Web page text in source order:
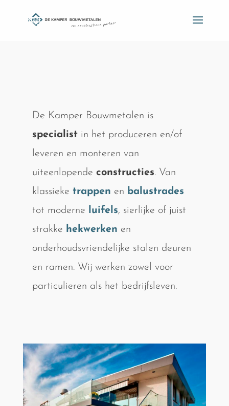
De Kamper Bouwmetalen is
specialistin het produceren en/of
leveren en monteren van
uiteenlopende constructies. Van
klassieke trappen en balustrades
tot moderne luifels, sierlijke of juist
strakke hekwerken en
onderhoudsvriendelijke stalen deuren
en ramen. Wij werken zowel voor
particulieren als het bedrijfsleven.